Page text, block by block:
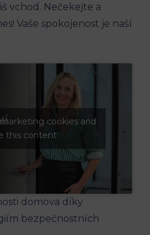
vchod. Nečekejte a
Vaše spokojenost je naší
cookies and
this content